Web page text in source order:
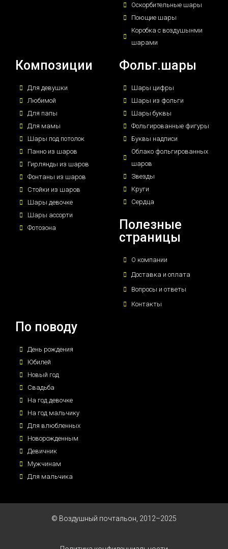
Оскорбительные шары
Поющие шары
Коробка с воздушынми
шарами
Композиции
Для девушки
Любимой
Для папы
Для мамы
Шары под потолок
Панно из шаров
Гирлянды из шаров
Фонтаны из шаров
Стойки из шаров
Шары девочке
Шары ассорти
Фотозона
Фольг.шары
Шары цифры
Шары из фольги
Шары буквы
Фольгированные фигуры
Буквы надписи
Облако фольгированных
шаров
Звезды
Круги
Сердца
Полезные
страницы
О компании
Доставка и оплата
Вопросы и ответы
Контакты
По поводу
День рождения
Юбилей
Новый год
Свадьба
На год девочке
На год мальчику
Для влюбленных
Новорожденным
Девичник
Мужчинам
Для мальчика
© Воздушный почтальон, 2012–2025